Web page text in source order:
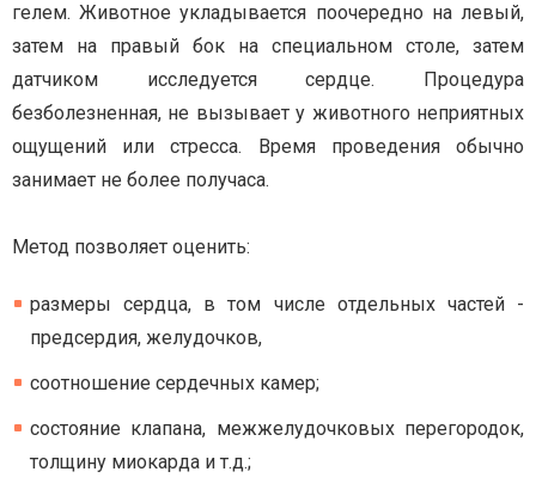
гелем. Животноеукладывается поочередно на левый,
затем на правый бок на специальном столе, затем
датчиком исследуется сердце. Процедура
безболезненная, не вызывает у животного неприятных
ощущений или стресса. Время проведения обычно
занимает не более получаса.
Метод позволяет оценить:
размеры сердца, в том числе отдельных частей -
предсердия, желудочков,
соотношение сердечных камер;
состояние клапана, межжелудочковых перегородок,
толщину миокарда и т.д.;